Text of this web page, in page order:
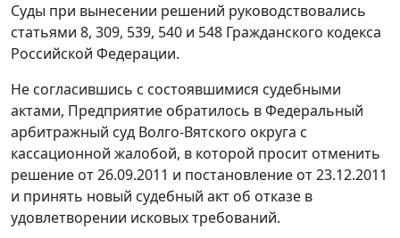
Суды при вынесении решений руководствовались
статьями 8, 309, 539, 540 и 548 Гражданского кодекса
Российской Федерации.
Не согласившись с состоявшимися судебными
актами, Предприятие обратилось в Федеральный
арбитражный суд Волго-Вятского округа с
кассационной жалобой, в которой просит отменить
решение от 26.09.2011 и постановление от 23.12.2011
и принять новый судебный акт об отказе в
удовлетворении исковых требований.